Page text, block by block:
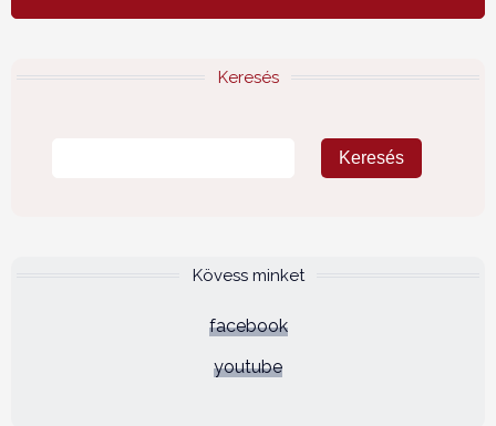
Keresés
Kövess minket
facebook
youtube